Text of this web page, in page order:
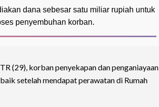
dana sebesar satu miliar rupiah untuk
penyembuhan korban.
(29), korban penyekapan dan penganiayaan
setelah mendapat perawatan di Rumah